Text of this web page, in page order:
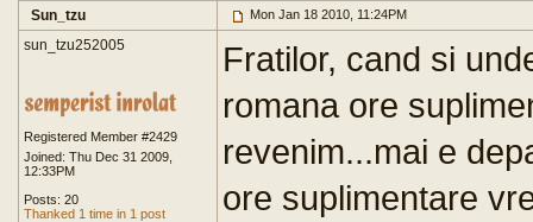
Sun_tzu Mon Jan 18 2010, 11:24PM
sun_tzu252005
Registered Member #2429
Joined: Thu Dec 31 2009,
12:33PM
Posts: 20
Thanked 1 time in 1 post
Fratilor, cand si
romana ore
revenim...mai e
ore suplimentare